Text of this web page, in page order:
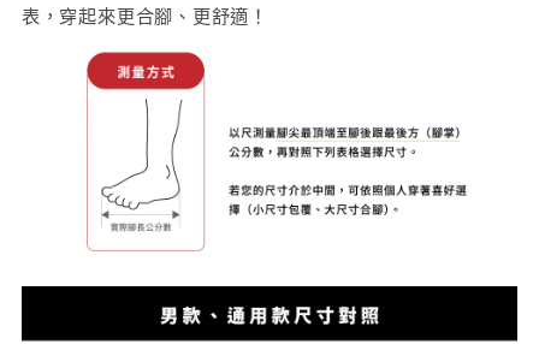
表，穿起來更合腳、更舒適！